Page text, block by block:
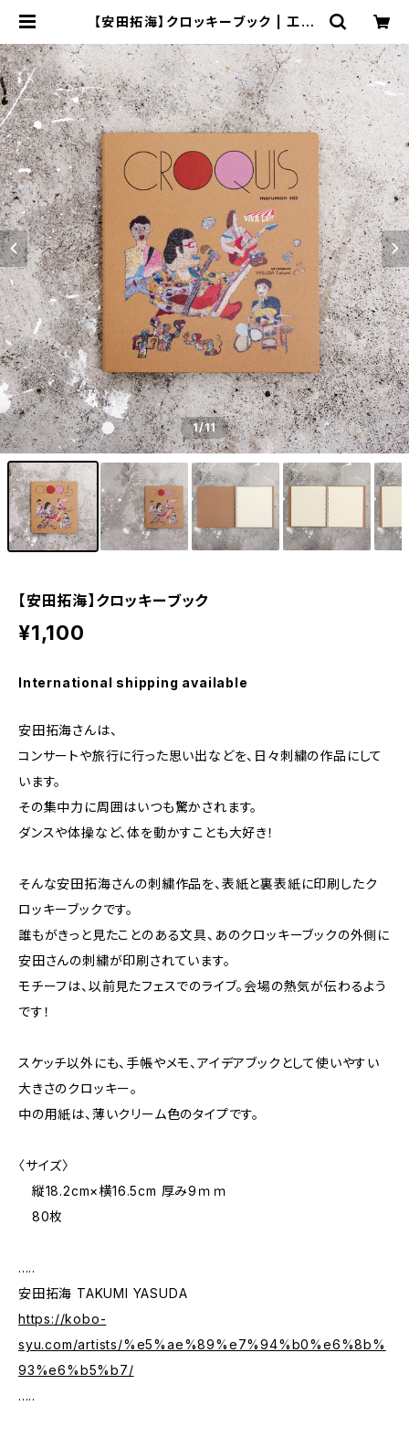
【安田拓海】クロッキーブック | 工房
1/11
【安田拓海】クロッキーブック
¥1,100
International shipping available
安田拓海さんは、
コンサートや旅行に行った思い出などを、日々刺繍の作品にして
います。
その集中力に周囲はいつも驚かされます。
ダンスや体操など、体を動かすことも大好き！
そんな安田拓海さんの刺繍作品を、表紙と裏表紙に印刷したク
ロッキーブックです。
誰もがきっと見たことのある文具、あのクロッキーブックの外側に
安田さんの刺繍が印刷されています。
モチーフは、以前見たフェスでのライブ。会場の熱気が伝わるよう
です！
スケッチ以外にも、手帳やメモ、アイデアブックとして使いやすい
大きさのクロッキー。
中の用紙は、薄いクリーム色のタイプです。
〈サイズ〉
縦18.2cm×横16.5cm 厚み9ｍｍ
80枚
.....
安田拓海 TAKUMI YASUDA
https://kobo-
syu.com/artists/%e5%ae%89%e7%94%b0%e6%8b%
93%e6%b5%b7/
.....